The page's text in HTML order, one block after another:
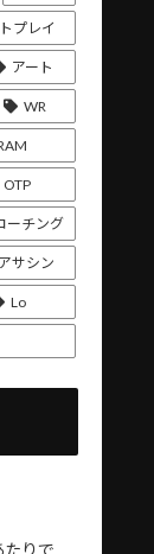
プレイ
アート
WR
OTP
ーチング
アサシン
Lo
りで